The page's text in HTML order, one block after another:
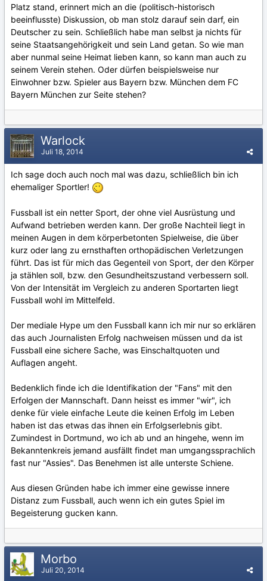
Platz stand, erinnert mich an die (politisch-historisch
beeinflusste) Diskussion, ob man stolz darauf sein darf, ein
Deutscher zu sein. Schließlich habe man selbst ja nichts für
seine Staatsangehörigkeit und sein Land getan. So wie man
aber nunmal seine Heimat lieben kann, so kann man auch zu
seinem Verein stehen. Oder dürfen beispielsweise nur
Einwohner bzw. Spieler aus Bayern bzw. München dem FC
Bayern München zur Seite stehen?
Warlock
Juli 18, 2014
Ich sage doch auch noch mal was dazu, schließlich bin ich
ehemaliger Sportler!
Fussball ist ein netter Sport, der ohne viel Ausrüstung und
Aufwand betrieben werden kann. Der große Nachteil liegt in
meinen Augen in dem körperbetonten Spielweise, die über
kurz oder lang zu ernsthaften orthopädischen Verletzungen
führt. Das ist für mich das Gegenteil von Sport, der den Körper
ja stählen soll, bzw. den Gesundheitszustand verbessern soll.
Von der Intensität im Vergleich zu anderen Sportarten liegt
Fussball wohl im Mittelfeld.
Der mediale Hype um den Fussball kann ich mir nur so erklären
das auch Journalisten Erfolg nachweisen müssen und da ist
Fussball eine sichere Sache, was Einschaltquoten und
Auflagen angeht.
Bedenklich finde ich die Identifikation der "Fans" mit den
Erfolgen der Mannschaft. Dann heisst es immer "wir", ich
denke für viele einfache Leute die keinen Erfolg im Leben
haben ist das etwas das ihnen ein Erfolgserlebnis gibt.
Zumindest in Dortmund, wo ich ab und an hingehe, wenn im
Bekanntenkreis jemand ausfällt findet man umgangssprachlich
fast nur "Assies". Das Benehmen ist alle unterste Schiene.
Aus diesen Gründen habe ich immer eine gewisse innere
Distanz zum Fussball, auch wenn ich ein gutes Spiel im
Begeisterung gucken kann.
Morbo
Juli 20, 2014